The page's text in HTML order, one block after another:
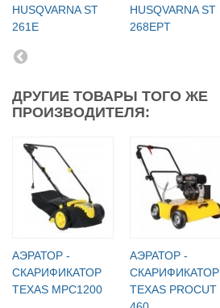
HUSQVARNA ST
261E
HUSQVARNA ST
268EPT
ДРУГИЕ ТОВАРЫ ТОГО ЖЕ
ПРОИЗВОДИТЕЛЯ:
АЭРАТОР -
СКАРИФИКАТОР
TEXAS MPC1200
АЭРАТОР -
СКАРИФИКАТОР
TEXAS PROCUT